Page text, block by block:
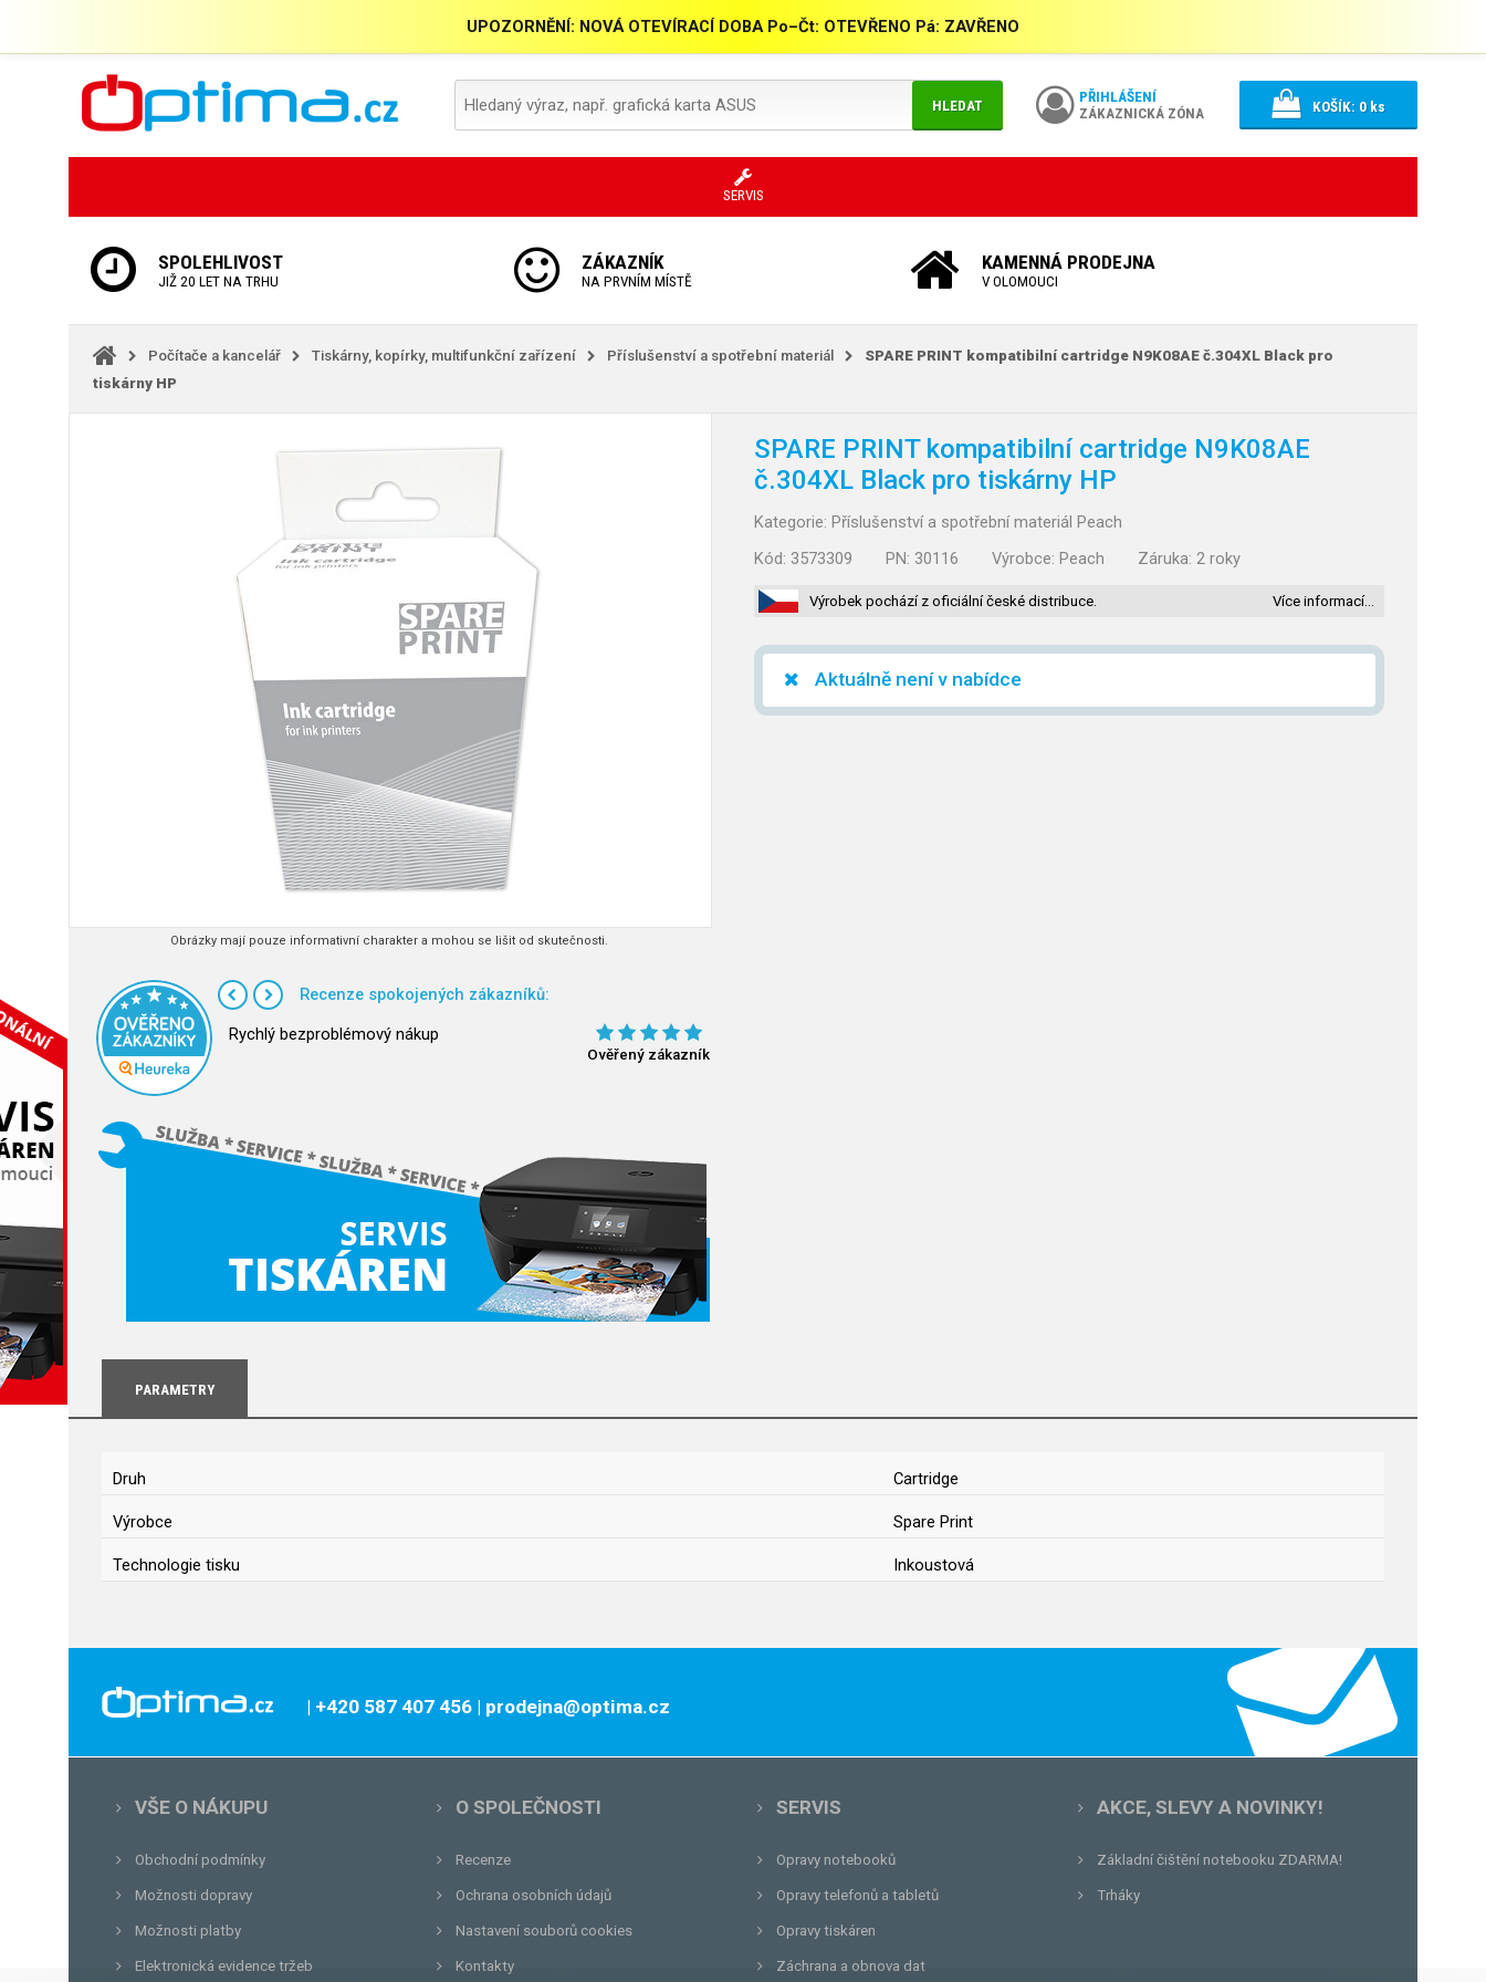
UPOZORNĚNÍ: NOVÁ OTEVÍRACÍ DOBA Po–Čt: OTEVŘENO Pá: ZAVŘENO
HLEDAT
PŘIHLÁŠENÍ
ZÁKAZNICKÁ ZÓNA
KOŠÍK: 0ks
SERVIS
SPOLEHLIVOST
JIŽ 20 LET NA TRHU
ZÁKAZNÍK
NA PRVNÍM MÍSTĚ
KAMENNÁ PRODEJNA
V OLOMOUCI
Počítače a kancelář Tiskárny, kopírky, multifunkční zařízení Příslušenství a spotřební materiál
SPARE PRINT kompatibilní cartridge N9K08AE č.304XL Black pro
tiskárny HP
Obrázky mají pouze informativní charakter a mohou se lišit od skutečnosti.
Recenze spokojených zákazníků:
Rychlý bezproblémový nákup
Ověřený zákazník
SPARE PRINT kompatibilní cartridge N9K08AE
č.304XL Black pro tiskárny HP
Kategorie: Příslušenství a spotřební materiál Peach
Kód: 3573309 PN: 30116 Výrobce: Peach Záruka: 2 roky
Výrobek pochází z oficiální české distribuce. Více informací…
Aktuálně není v nabídce
PARAMETRY
Druh Cartridge
Výrobce Spare Print
Technologie tisku Inkoustová
| +420 587 407 456 | prodejna@optima.cz
VŠE O NÁKUPU
Obchodní podmínky
Možnosti dopravy
Možnosti platby
Elektronická evidence tržeb
O SPOLEČNOSTI
Recenze
Ochrana osobních údajů
Nastavení souborů cookies
Kontakty
SERVIS
Opravy notebooků
Opravy telefonů a tabletů
Opravy tiskáren
Záchrana a obnova dat
AKCE, SLEVY A NOVINKY!
Základní čištění notebooku ZDARMA!
Trháky